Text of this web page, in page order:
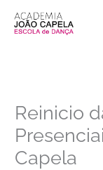
para
Reinicio
Capela